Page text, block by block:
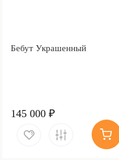
Бебут Украшенный
145 000 ₽